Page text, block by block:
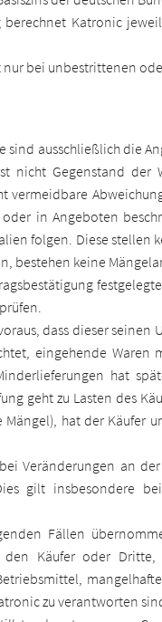
Katronic
bei unbestrittenen
sind ausschließlich die
nicht Gegenstand der
vermeidbare
in Angeboten
folgen. Diese stellen
bestehen keine
dass dieser
eingehende
hat
geht zu Lasten des
hat der Käufer
Veränderungen an
gilt insbesondere
Fällen
den Käufer oder
zu verantworten